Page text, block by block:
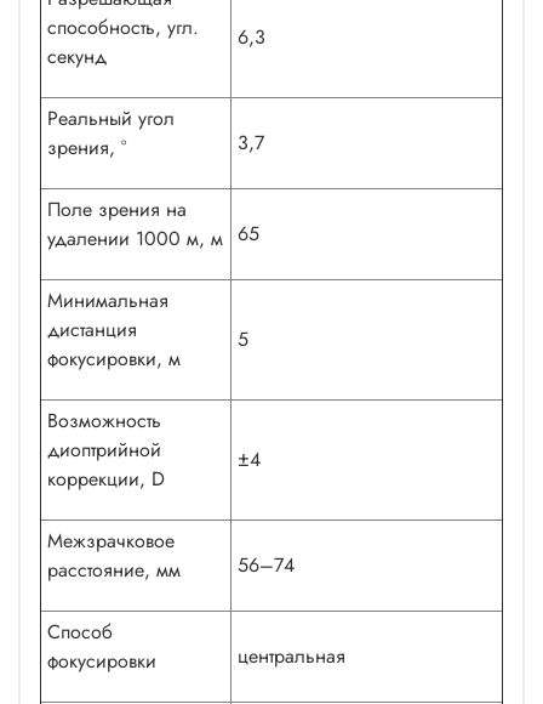
способность, угл.
секунд
6,3
Реальный угол
зрения, °
3,7
Поле зрения на
удалении 1000 м, м 65
Минимальная
дистанция
фокусировки, м
5
Возможность
диоптрийной
коррекции, D
±4
Межзрачковое
расстояние, мм
56–74
Способ
фокусировки
центральная